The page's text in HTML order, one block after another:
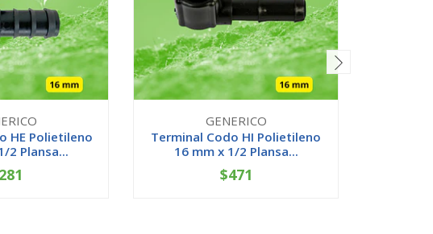
HE Polietileno
2 Plansa...
+
GENERICO
Terminal Codo HI Polietileno
16 mm x 1/2 Plansa...
+
$471